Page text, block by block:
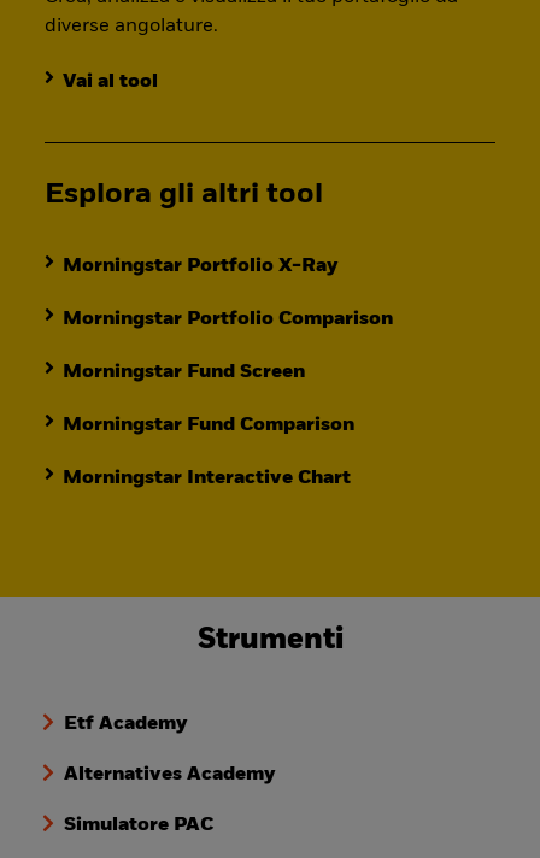
diverse angolature.
Vai al tool
Esplora gli altri tool
Morningstar Portfolio X-Ray
Morningstar Portfolio Comparison
Morningstar Fund Screen
Morningstar Fund Comparison
Morningstar Interactive Chart
Strumenti
Etf Academy
Alternatives Academy
Simulatore PAC